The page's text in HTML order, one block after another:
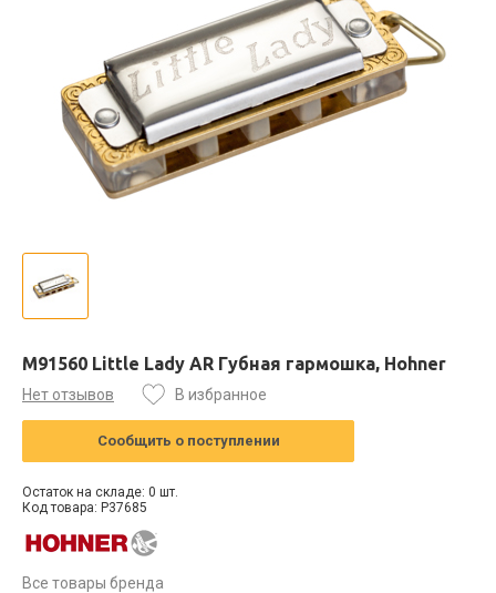
M91560 Little Lady AR Губная гармошка, Hohner
Нет отзывов В избранное
Сообщить о поступлении
Остаток на складе: 0 шт.
Код товара: P37685
Все товары бренда